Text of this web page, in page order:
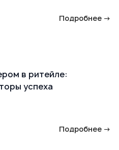
Подробнее →
в ритейле:
успеха
Подробнее →